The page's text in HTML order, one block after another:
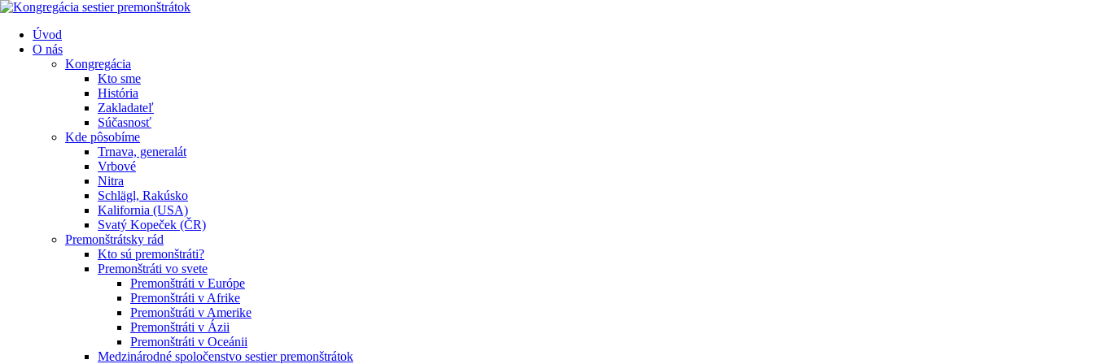
Úvod
O nás
Kongregácia
Kto sme
História
Zakladateľ
Súčasnosť
Kde pôsobíme
Trnava, generalát
Vrbové
Nitra
Schlägl, Rakúsko
Kalifornia (USA)
Svatý Kopeček (ČR)
Premonštrátsky rád
Kto sú premonštráti?
Premonštráti vo svete
Premonštráti v Európe
Premonštráti v Afrike
Premonštráti v Amerike
Premonštráti v Ázii
Premonštráti v Oceánii
Medzinárodné spoločenstvo sestier premonštrátok